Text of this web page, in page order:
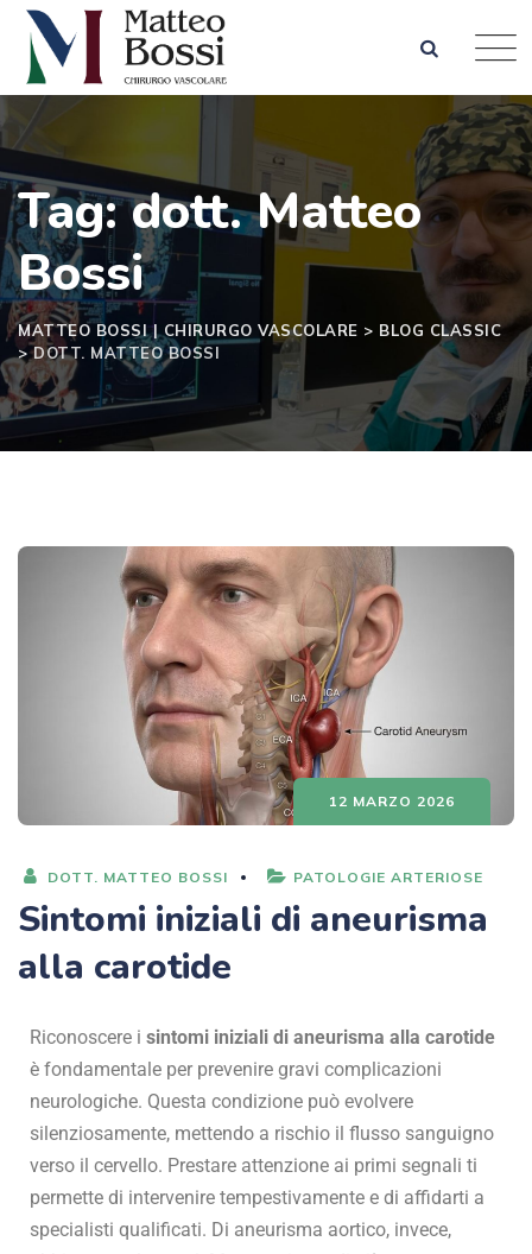
Tag: dott. Matteo
Bossi
MATTEO BOSSI | CHIRURGO VASCOLARE > BLOG CLASSIC
>DOTT. MATTEO BOSSI
12 MARZO 2026
DOTT. MATTEO BOSSI PATOLOGIE ARTERIOSE
Sintomi iniziali di aneurisma
alla carotide
Riconoscere i sintomi iniziali di aneurisma alla carotide
è fondamentale per prevenire gravi complicazioni
neurologiche. Questa condizione può evolvere
silenziosamente, mettendo a rischio il flusso sanguigno
verso il cervello. Prestare attenzione ai primi segnali ti
permette di intervenire tempestivamente e di affidarti a
specialisti qualificati. Di aneurisma aortico, invece,